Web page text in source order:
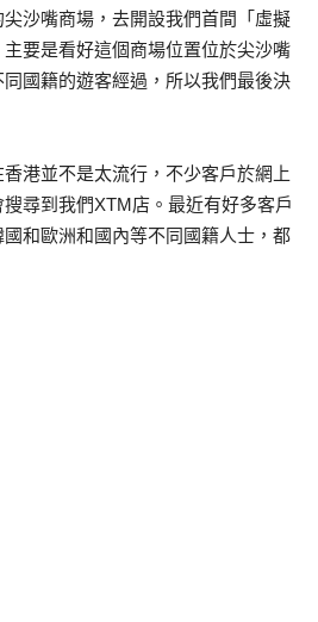
沙嘴商場，去開設我們首間「虛擬
要是看好這個商場位置位於尖沙嘴
國籍的遊客經過，所以我們最後決
港並不是太流行，不少客戶於網上
尋到我們XTM店。最近有好多客戶
和歐洲和國內等不同國籍人士，都